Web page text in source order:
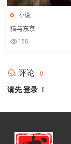
小说
猫与东京
155
评论 0
请先登录 ！